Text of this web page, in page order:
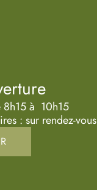
8h15 à 10h15
: sur rendez-vous